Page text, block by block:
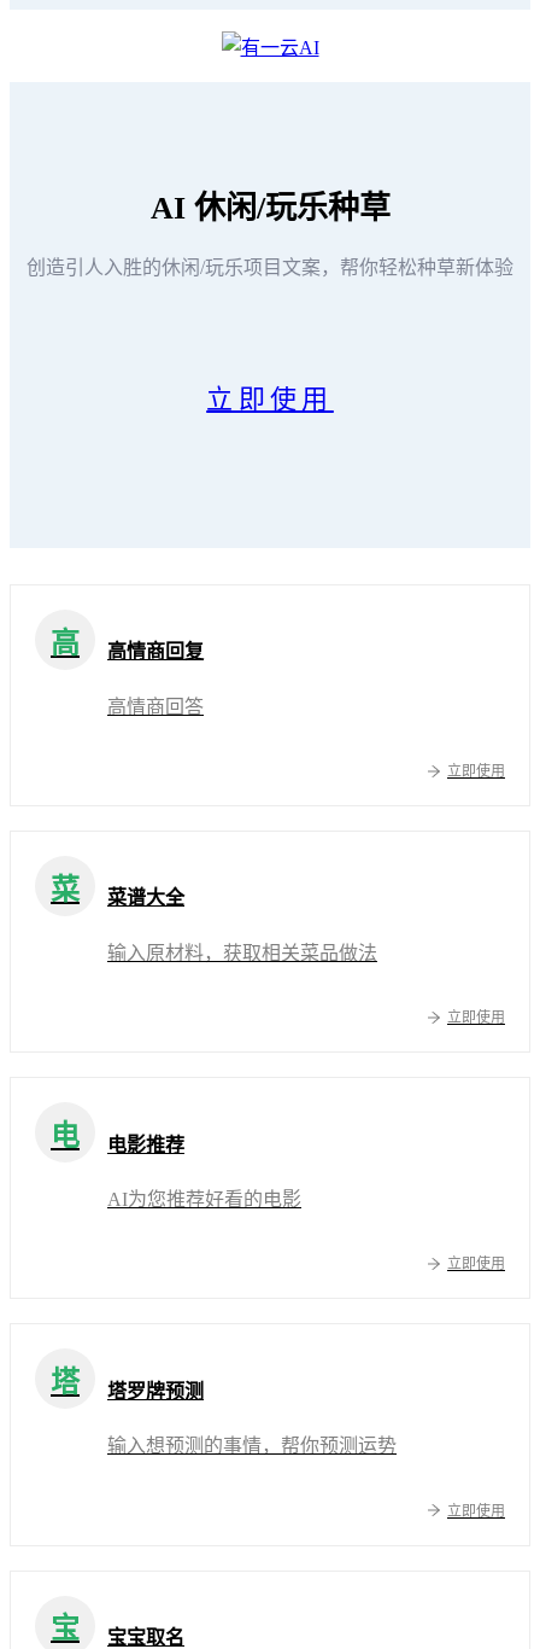
AI 休闲/玩乐种草
创造引人入胜的休闲/玩乐项目文案，帮你轻松种草新体验
立即使用
高 高情商回复
高情商回答
立即使用
菜 菜谱大全
输入原材料，获取相关菜品做法
立即使用
电 电影推荐
AI为您推荐好看的电影
立即使用
塔 塔罗牌预测
输入想预测的事情，帮你预测运势
立即使用
宝 宝宝取名